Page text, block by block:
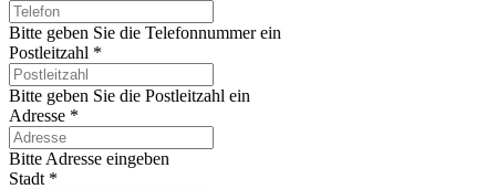
Bitte geben Sie die Telefonnummer ein
Postleitzahl *
Bitte geben Sie die Postleitzahl ein
Adresse *
Bitte Adresse eingeben
Stadt *